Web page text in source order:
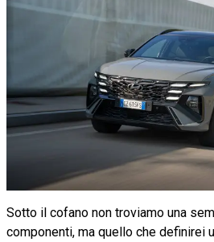
Sotto il cofano non troviamo una
componenti, ma quello che definirei